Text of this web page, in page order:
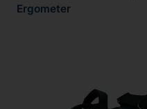
Ergometer